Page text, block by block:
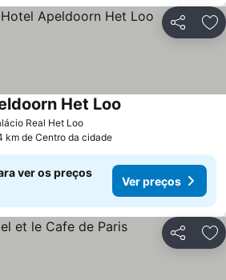
Partilhar
Real Het Loo
Het Loo
km de Centro da cidade
ver os preços
Ver preços
Partilhar